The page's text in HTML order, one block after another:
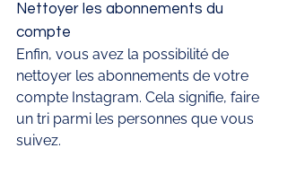
Nettoyer les abonnements du
compte
Enfin, vous avez la possibilité de
nettoyer les abonnements de votre
compte Instagram. Cela signifie, faire
un tri parmi les personnes que vous
suivez.